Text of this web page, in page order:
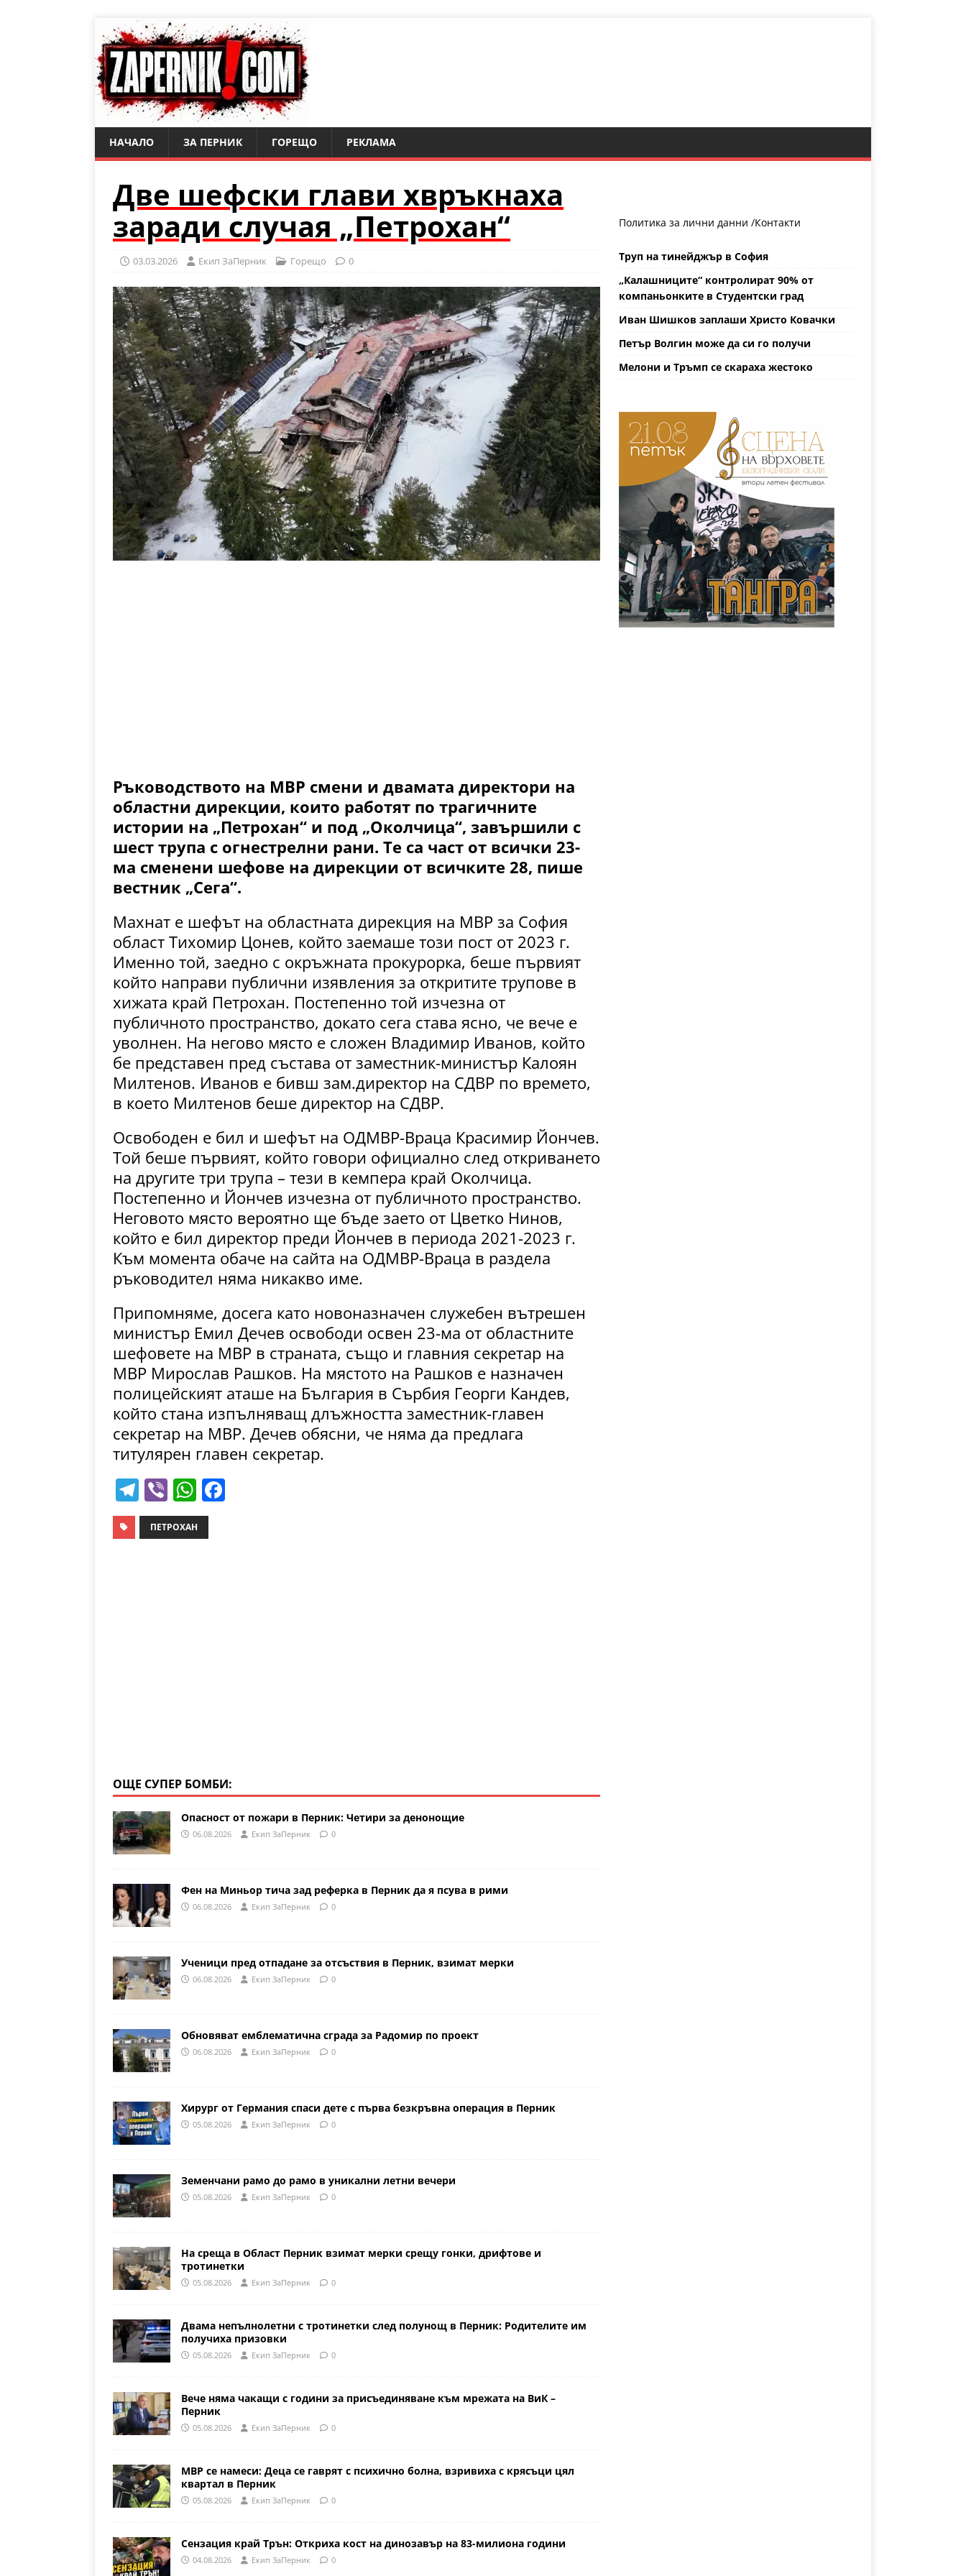
НАЧАЛО ЗА ПЕРНИК ГОРЕЩО РЕКЛАМА
Две шефски глави хвръкнаха
заради случая „Петрохан“
03.03.2026 Eкип ЗаПерник Горещо 0
Ръководството на МВР смени и двамата директори на
областни дирекции, които работят по трагичните
истории на „Петрохан“ и под „Околчица“, завършили с
шест трупа с огнестрелни рани. Те са част от всички 23-
ма сменени шефове на дирекции от всичките 28, пише
вестник „Сега“.
Махнат е шефът на областната дирекция на МВР за София
област Тихомир Цонев, който заемаше този пост от 2023 г.
Именно той, заедно с окръжната прокурорка, беше първият
който направи публични изявления за откритите трупове в
хижата край Петрохан. Постепенно той изчезна от
публичното пространство, докато сега става ясно, че вече е
уволнен. На негово място е сложен Владимир Иванов, който
бе представен пред състава от заместник-министър Калоян
Милтенов. Иванов е бивш зам.директор на СДВР по времето,
в което Милтенов беше директор на СДВР.
Освободен е бил и шефът на ОДМВР-Враца Красимир Йончев.
Той беше първият, който говори официално след откриването
на другите три трупа – тези в кемпера край Околчица.
Постепенно и Йончев изчезна от публичното пространство.
Неговото място вероятно ще бъде заето от Цветко Нинов,
който е бил директор преди Йончев в периода 2021-2023 г.
Към момента обаче на сайта на ОДМВР-Враца в раздела
ръководител няма никакво име.
Припомняме, досега като новоназначен служебен вътрешен
министър Емил Дечев освободи освен 23-ма от областните
шефовете на МВР в страната, също и главния секретар на
МВР Мирослав Рашков. На мястото на Рашков е назначен
полицейският аташе на България в Сърбия Георги Кандев,
който стана изпълняващ длъжността заместник-главен
секретар на МВР. Дечев обясни, че няма да предлага
титулярен главен секретар.
T
el
e
Vi
b
er
W
h
at
ПЕТРОХАН
ОЩЕ СУПЕР БОМБИ:
Опасност от пожари в Перник: Четири за денонощие
06.08.2026 Eкип ЗаПерник 0
Фен на Миньор тича зад реферка в Перник да я псува в рими
06.08.2026 Eкип ЗаПерник 0
Ученици пред отпадане за отсъствия в Перник, взимат мерки
06.08.2026 Eкип ЗаПерник 0
Обновяват емблематична сграда за Радомир по проект
06.08.2026 Eкип ЗаПерник 0
Хирург от Германия спаси дете с първа безкръвна операция в Перник
05.08.2026 Eкип ЗаПерник 0
Земенчани рамо до рамо в уникални летни вечери
05.08.2026 Eкип ЗаПерник 0
На среща в Област Перник взимат мерки срещу гонки, дрифтове и
тротинетки
05.08.2026 Eкип ЗаПерник 0
Двама непълнолетни с тротинетки след полунощ в Перник: Родителите им
получиха призовки
05.08.2026 Eкип ЗаПерник 0
Вече няма чакащи с години за присъединяване към мрежата на ВиК –
Перник
05.08.2026 Eкип ЗаПерник 0
МВР се намеси: Деца се гаврят с психично болна, взривиха с крясъци цял
квартал в Перник
05.08.2026 Eкип ЗаПерник 0
Сензация край Трън: Откриха кост на динозавър на 83-милиона години
04.08.2026 Eкип ЗаПерник 0
Политика за лични данни /Контакти
Труп на тинейджър в София
„Калашниците“ контролират 90% от
компаньонките в Студентски град
Иван Шишков заплаши Христо Ковачки
Петър Волгин може да си го получи
Мелони и Тръмп се скараха жестоко